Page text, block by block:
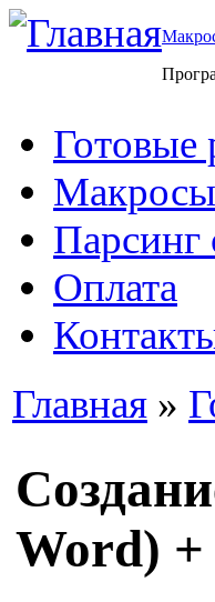
Готовые
Макросы
Парсинг
Оплата
Главная »
Word)